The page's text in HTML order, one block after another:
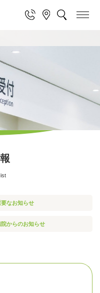
要なお知らせ
院からのお知らせ